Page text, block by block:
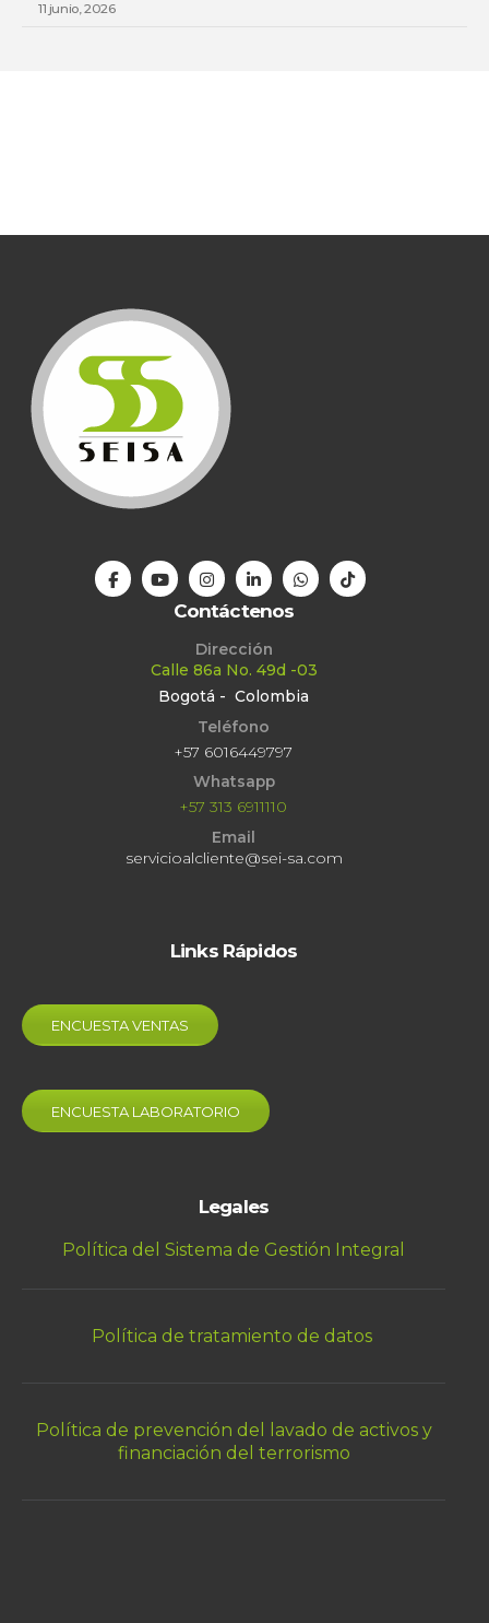
11 junio, 2026
Contáctenos
Dirección
Calle 86a No. 49d -03
Bogotá - Colombia
Teléfono
+57 6016449797
Whatsapp
+57 313 6911110
Email
servicioalcliente@sei-sa.com
Links Rápidos
ENCUESTA VENTAS
ENCUESTA LABORATORIO
Legales
Política del Sistema de Gestión Integral
Política de tratamiento de datos
Política de prevención del lavado de activos y
financiación del terrorismo